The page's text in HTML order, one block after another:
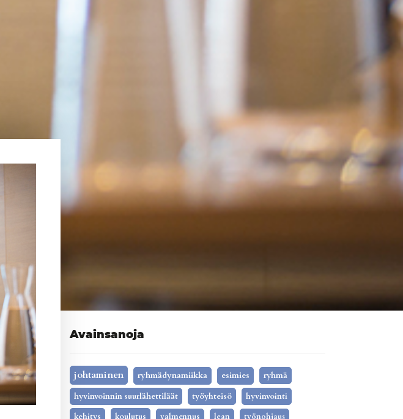
Avainsanoja
johtaminen ryhmädynamiikka esimies
ryhmä
hyvinvoinnin suurlähettiläät
työyhteisö
hyvinvointi
kehitys
koulutus valmennus lean
työnohjaus